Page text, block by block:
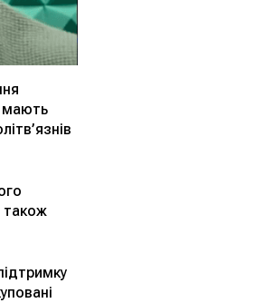
мають
також